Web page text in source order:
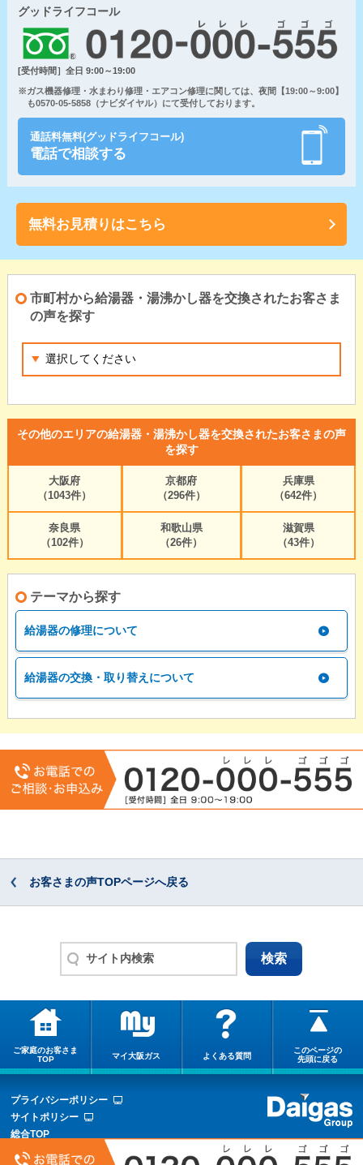
グッドライフコール
[受付時間］全日 9:00～19:00
※ガス機器修理・水まわり修理・エアコン修理に関しては、夜間【19:00～9:00】
も0570-05-5858（ナビダイヤル）にて受付しております。
通話料無料(グッドライフコール)
電話で相談する
無料お見積りはこちら
市町村から給湯器・湯沸かし器を交換されたお客さま
の声を探す
その他のエリアの給湯器・湯沸かし器を交換されたお客さまの声
を探す
大阪府
（1043件）
京都府
（296件）
兵庫県
（642件）
奈良県
（102件）
和歌山県
（26件）
滋賀県
（43件）
テーマから探す
給湯器の修理について
給湯器の交換・取り替えについて
お客さまの声TOPページへ戻る
ご家庭のお客さま
TOP
マイ大阪ガス よくある質問
このページの
先頭に戻る
プライバシーポリシー
サイトポリシー
総合TOP
サイトマップ